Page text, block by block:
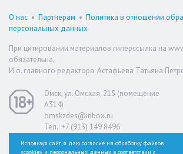
О нас • Партнерам • Политика в отношении
персональных данных
При цитировании материалов гиперссылка на
обязательна.
И.о. главного редактора: Астафьева Татьяна
Омск, ул. Омская, 215 (помещение
А314)
omskzdes@inbox.ru
Тел.: +7 (913) 149 8496
Используя сайт, я даю согласие на обработку файлов
«cookie» и персональных данных в соответствии с